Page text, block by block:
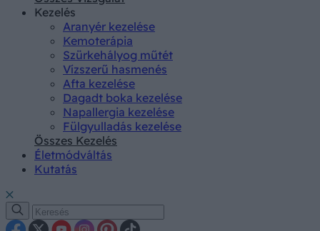
Kezelés
Aranyér kezelése
Kemoterápia
Szürkehályog műtét
Vízszerű hasmenés
Afta kezelése
Dagadt boka kezelése
Napallergia kezelése
Fülgyulladás kezelése
Összes Kezelés
Életmódváltás
Kutatás